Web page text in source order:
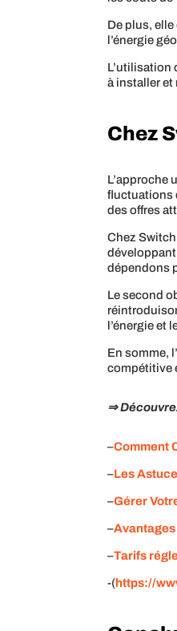
De plus,
l’énergie
L’utilisation
à installer et
Chez
L’approche
fluctuations
des offres
Chez
développant
dépendons
Le second
l’énergie et
En somme,
compétitive
⇒
–Comment
–Les
–Gérer
–Avantages
–Tarifs
-(https://